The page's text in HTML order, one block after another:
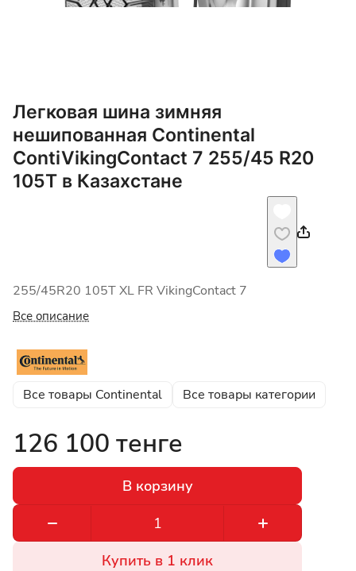
Легковая шина зимняя
нешипованная Continental
ContiVikingContact 7 255/45 R20
105T в Казахстане
255/45R20 105T XL FR VikingContact 7
Все описание
Все товары Continental Все товары категории
126 100 тенге
В корзину
Купить в 1 клик